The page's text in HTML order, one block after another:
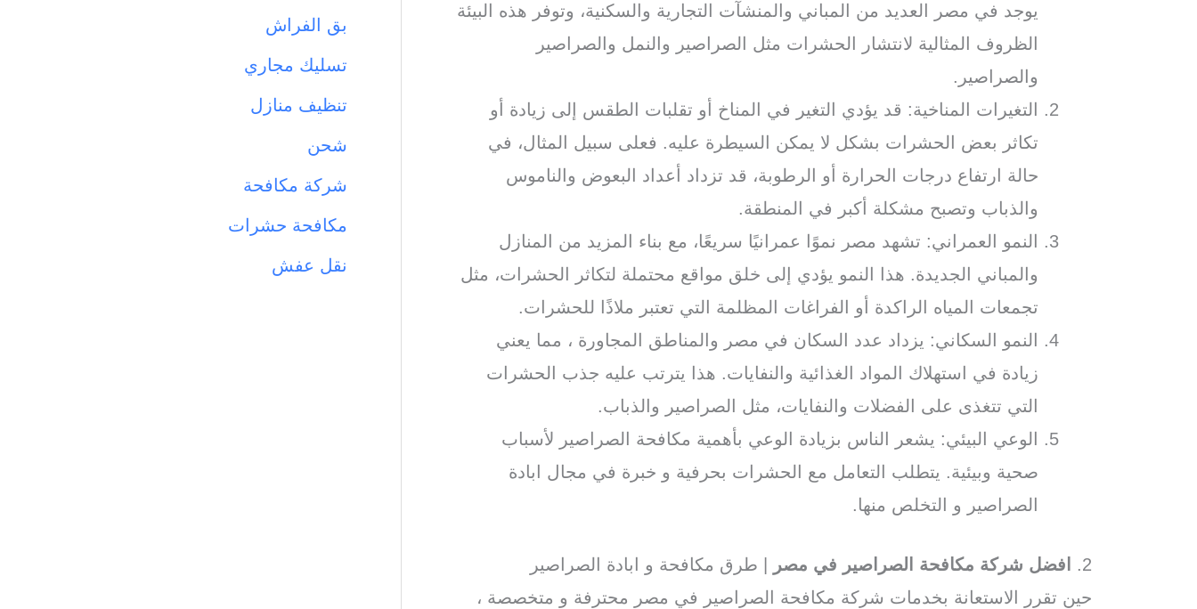
يوجد في مصر العديد من المباني والمنشآت التجارية والسكنية، وتوفر هذه البيئة
الظروف المثالية لانتشار الحشرات مثل الصراصير والنمل والصراصير
والصراصير.
التغيرات المناخية: قد يؤدي التغير في المناخ أو تقلبات الطقس إلى زيادة أو
تكاثر بعض الحشرات بشكل لا يمكن السيطرة عليه. فعلى سبيل المثال، في
حالة ارتفاع درجات الحرارة أو الرطوبة، قد تزداد أعداد البعوض والناموس
والذباب وتصبح مشكلة أكبر في المنطقة.
النمو العمراني: تشهد مصر نموًا عمرانيًا سريعًا، مع بناء المزيد من المنازل
والمباني الجديدة. هذا النمو يؤدي إلى خلق مواقع محتملة لتكاثر الحشرات، مثل
تجمعات المياه الراكدة أو الفراغات المظلمة التي تعتبر ملاذًا للحشرات.
النمو السكاني: يزداد عدد السكان في مصر والمناطق المجاورة ، مما يعني
زيادة في استهلاك المواد الغذائية والنفايات. هذا يترتب عليه جذب الحشرات
التي تتغذى على الفضلات والنفايات، مثل الصراصير والذباب.
الوعي البيئي: يشعر الناس بزيادة الوعي بأهمية مكافحة الصراصير لأسباب
صحية وبيئية. يتطلب التعامل مع الحشرات بحرفية و خبرة في مجال ابادة
الصراصير و التخلص منها.
2. افضل شركة مكافحة الصراصير في مصر
| طرق مكافحة و ابادة الصراصير
حين تقرر الاستعانة بخدمات شركة مكافحة الصراصير في مصر محترفة و متخصصة ،
بق الفراش
تسليك مجاري
تنظيف منازل
شحن
شركة مكافحة
مكافحة حشرات
نقل عفش